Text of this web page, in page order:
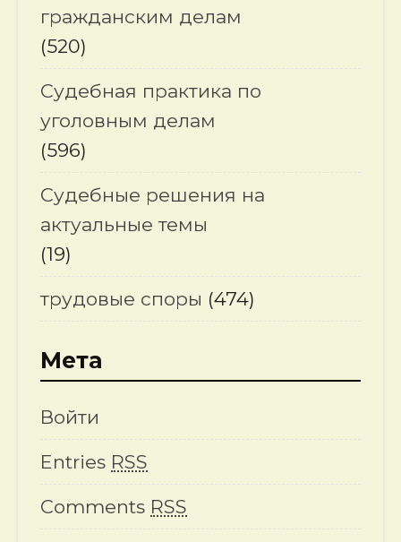
гражданским делам
(520)
Судебная практика по
уголовным делам
(596)
Судебные решения на
актуальные темы
(19)
трудовые споры (474)
Мета
Войти
Entries RSS
Comments RSS